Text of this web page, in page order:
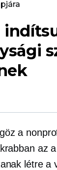
a
az
létre a